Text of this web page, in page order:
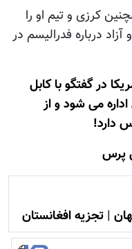
کرزی و تیم او را
درباره فدرالیسم در
در گفتگو با کابل
می شود و از
دارد!
| تجزیه افغانستان